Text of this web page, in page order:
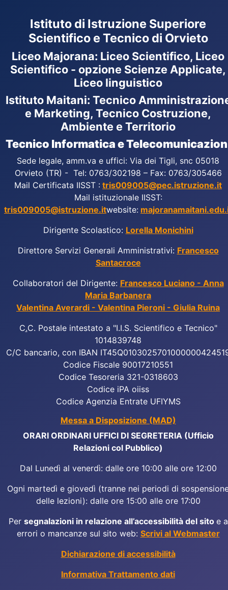
Istituto di Istruzione Superiore
Scientifico e Tecnico di Orvieto
Liceo Majorana: Liceo Scientifico, Liceo
Scientifico - opzione Scienze Applicate,
Liceo linguistico
Istituto Maitani: Tecnico
e Marketing, Tecnico Costruzione,
Ambiente e Territorio
Tecnico Informatica e
Sede legale, amm.va e uffici: Via dei Tigli, snc 05018
Orvieto (TR) - Tel: 0763/302198 – Fax: 0763/305466
Mail Certificata IISST : tris009005@pec.istruzione.it
Mail istituzionale IISST:
tris009005@istruzione.itwebsite:
Dirigente Scolastico: Lorella Monichini
Direttore Servizi Generali Amministrativi: Francesco
Santacroce
Collaboratori del Dirigente: Francesco Luciano - Anna
Maria Barbanera
Valentina Averardi - Valentina Pieroni - Giulia Ruina
C.C. Postale intestato a "I.I.S. Scientifico e Tecnico"
1014839748
C/C bancario, con IBAN
Codice Fiscale 90017210551
Codice Tesoreria 321-0318603
Codice iPA oiiss
Codice Agenzia Entrate UFIYMS
Messa a Disposizione (MAD)
ORARI ORDINARI UFFICI DI SEGRETERIA (Ufficio
Relazioni col Pubblico)
Dal Lunedì al venerdì: dalle ore 10:00 alle ore 12:00
Ogni martedì e giovedì (tranne nei periodi di
delle lezioni): dalle ore 15:00 alle ore 17:00
Per segnalazioni in relazione all’accessibilità del sito e a
errori o mancanze sul sito web: Scrivi al Webmaster
Dichiarazione di accessibilità
Informativa Trattamento dati